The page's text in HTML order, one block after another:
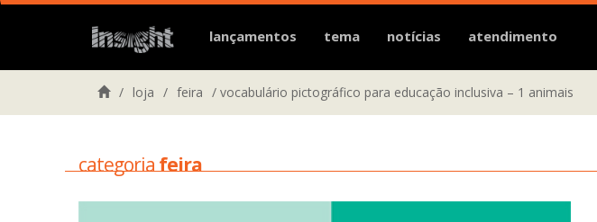
lançamentos tema notícias atendimento
/ loja / feira / vocabulário pictográfico para educação inclusiva – 1 animais
categoriafeira